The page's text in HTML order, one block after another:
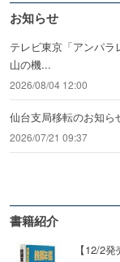
お知らせ
テレビ東京「アンパ
山の機...
2026/08/04 12:00
仙台支局移転のお知
2026/07/21 09:37
書籍紹介
【12/2